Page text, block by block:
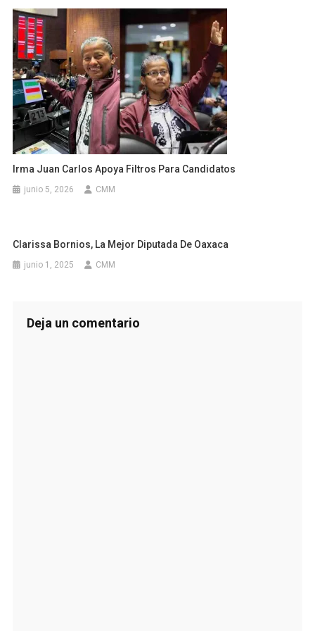
Irma Juan Carlos Apoya Filtros Para Candidatos
junio 5, 2026 CMM
Clarissa Bornios, La Mejor Diputada De Oaxaca
junio 1, 2025 CMM
Deja un comentario